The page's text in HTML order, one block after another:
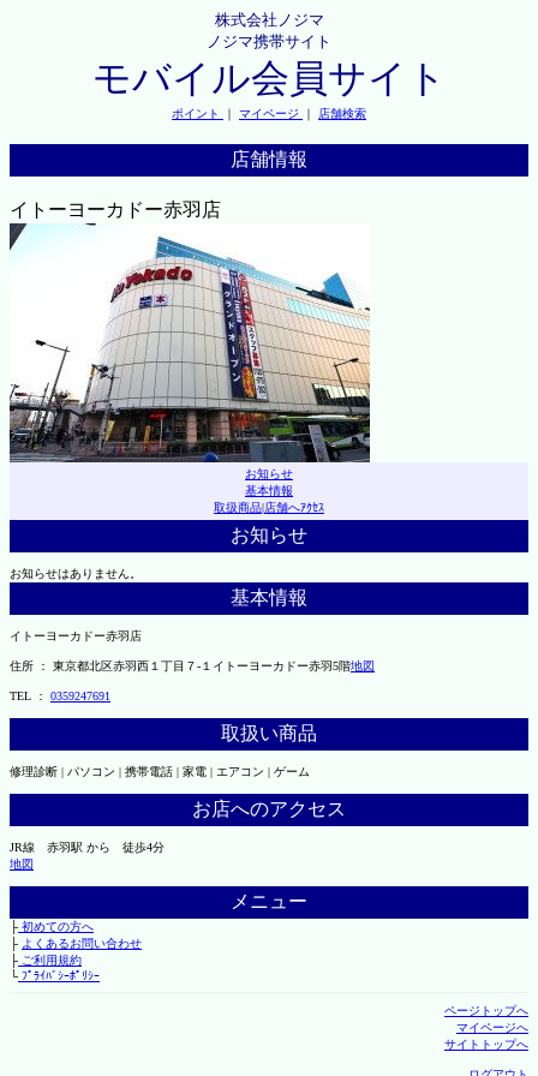
株式会社ノジマ
ノジマ携帯サイト
モバイル会員サイト
ポイント ｜ マイページ ｜ 店舗検索
店舗情報
イトーヨーカドー赤羽店
お知らせ
基本情報
取扱商品|店舗へｱｸｾｽ
お知らせ
お知らせはありません。
基本情報
イトーヨーカドー赤羽店
住所 ： 東京都北区赤羽西１丁目７-１イトーヨーカドー赤羽5階地図
TEL ： 0359247691
取扱い商品
修理診断 | パソコン | 携帯電話 | 家電 | エアコン | ゲーム
お店へのアクセス
JR線 赤羽駅 から 徒歩4分
地図
メニュー
├初めての方へ
├ よくあるお問い合わせ
├ご利用規約
└ﾌﾟﾗｲﾊﾞｼｰﾎﾟﾘｼｰ
ページトップへ
マイページへ
サイトトップへ